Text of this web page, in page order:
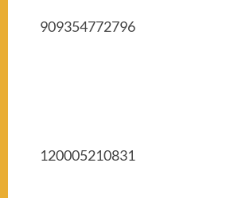
909354772796
120005210831